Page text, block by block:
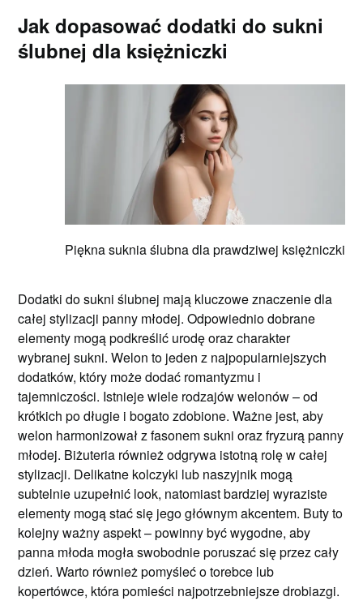
Jak dopasować dodatki do sukni
ślubnej dla księżniczki
Piękna suknia ślubna dla prawdziwej księżniczki
Dodatki do sukni ślubnej mają kluczowe znaczenie dla
całej stylizacji panny młodej. Odpowiednio dobrane
elementy mogą podkreślić urodę oraz charakter
wybranej sukni. Welon to jeden z najpopularniejszych
dodatków, który może dodać romantyzmu i
tajemniczości. Istnieje wiele rodzajów welonów – od
krótkich po długie i bogato zdobione. Ważne jest, aby
welon harmonizował z fasonem sukni oraz fryzurą panny
młodej. Biżuteria również odgrywa istotną rolę w całej
stylizacji. Delikatne kolczyki lub naszyjnik mogą
subtelnie uzupełnić look, natomiast bardziej wyraziste
elementy mogą stać się jego głównym akcentem. Buty to
kolejny ważny aspekt – powinny być wygodne, aby
panna młoda mogła swobodnie poruszać się przez cały
dzień. Warto również pomyśleć o torebce lub
kopertówce, która pomieści najpotrzebniejsze drobiazgi.